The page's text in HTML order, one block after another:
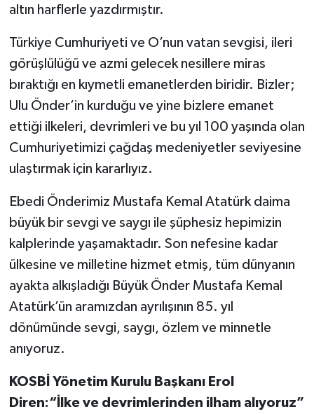
altın harflerle yazdırmıştır.
Türkiye Cumhuriyeti ve O’nun vatan sevgisi, ileri
görüşlülüğü ve azmi gelecek nesillere miras
bıraktığı en kıymetli emanetlerden biridir. Bizler;
Ulu Önder’in kurduğu ve yine bizlere emanet
ettiği ilkeleri, devrimleri ve bu yıl 100 yaşında olan
Cumhuriyetimizi çağdaş medeniyetler seviyesine
ulaştırmak için kararlıyız.
Ebedi Önderimiz Mustafa Kemal Atatürk daima
büyük bir sevgi ve saygı ile şüphesiz hepimizin
kalplerinde yaşamaktadır. Son nefesine kadar
ülkesine ve milletine hizmet etmiş, tüm dünyanın
ayakta alkışladığı Büyük Önder Mustafa Kemal
Atatürk’ün aramızdan ayrılışının 85. yıl
dönümünde sevgi, saygı, özlem ve minnetle
anıyoruz.
KOSBİ Yönetim Kurulu Başkanı Erol
Diren:“İlke ve devrimlerinden ilham alıyoruz”